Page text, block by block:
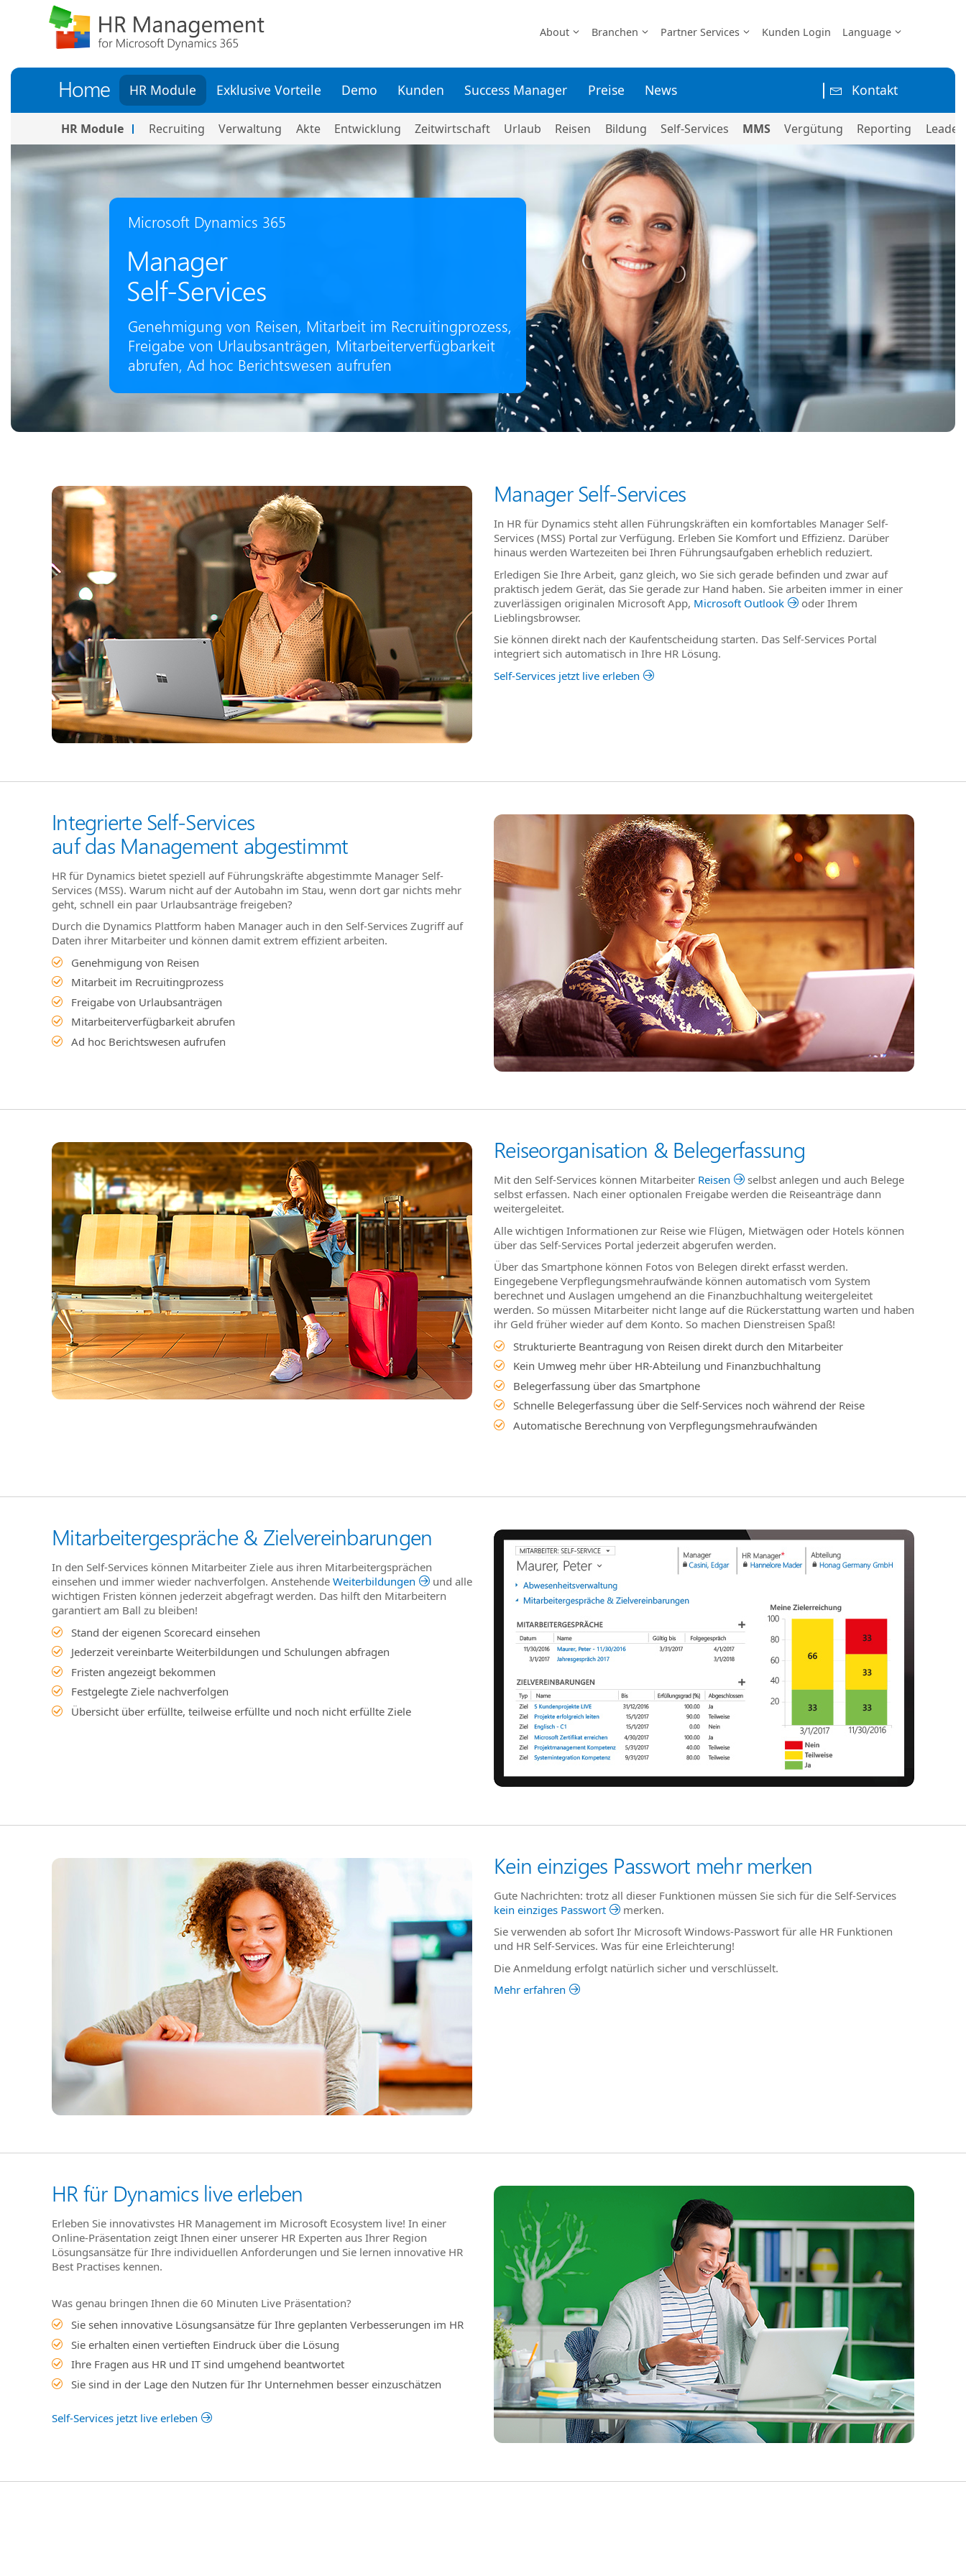
About Branchen Partner Services Kunden Login Language
Home HR Module Exklusive Vorteile Demo Kunden Success Manager Preise News Kontakt
HR Module Recruiting Verwaltung Akte Entwicklung Zeitwirtschaft Urlaub Reisen Bildung Self-Services MMS Vergütung Reporting
Microsoft Dynamics 365
Manager
Self-Services
Genehmigung von Reisen, Mitarbeit im Recruitingprozess,
Freigabe von Urlaubsanträgen, Mitarbeiterverfügbarkeit
abrufen, Ad hoc Berichtswesen aufrufen
Manager Self-Services
In HR für Dynamics steht allen Führungskräften ein komfortables Manager Self-
Services (MSS) Portal zur Verfügung. Erleben Sie Komfort und Effizienz. Darüber
hinaus werden Wartezeiten bei Ihren Führungsaufgaben erheblich reduziert.
Erledigen Sie Ihre Arbeit, ganz gleich, wo Sie sich gerade befinden und zwar auf
praktisch jedem Gerät, das Sie gerade zur Hand haben. Sie arbeiten immer in einer
zuverlässigen originalen Microsoft App, Microsoft Outlook
oder Ihrem
Lieblingsbrowser.
Sie können direkt nach der Kaufentscheidung starten. Das Self-Services Portal
integriert sich automatisch in Ihre HR Lösung.
Self-Services jetzt live erleben
Integrierte Self-Services
auf das Management abgestimmt
HR für Dynamics bietet speziell auf Führungskräfte abgestimmte Manager Self-
Services (MSS). Warum nicht auf der Autobahn im Stau, wenn dort gar nichts mehr
geht, schnell ein paar Urlaubsanträge freigeben?
Durch die Dynamics Plattform haben Manager auch in den Self-Services Zugriff auf
Daten ihrer Mitarbeiter und können damit extrem effizient arbeiten.
Genehmigung von Reisen
Mitarbeit im Recruitingprozess
Freigabe von Urlaubsanträgen
Mitarbeiterverfügbarkeit abrufen
Ad hoc Berichtswesen aufrufen
Reiseorganisation & Belegerfassung
Mit den Self-Services können Mitarbeiter Reisen
selbst anlegen und auch Belege
selbst erfassen. Nach einer optionalen Freigabe werden die Reiseanträge dann
weitergeleitet.
Alle wichtigen Informationen zur Reise wie Flügen, Mietwägen oder Hotels können
über das Self-Services Portal jederzeit abgerufen werden.
Über das Smartphone können Fotos von Belegen direkt erfasst werden.
Eingegebene Verpflegungsmehraufwände können automatisch vom System
berechnet und Auslagen umgehend an die Finanzbuchhaltung weitergeleitet
werden. So müssen Mitarbeiter nicht lange auf die Rückerstattung warten und haben
ihr Geld früher wieder auf dem Konto. So machen Dienstreisen Spaß!
Strukturierte Beantragung von Reisen direkt durch den Mitarbeiter
Kein Umweg mehr über HR-Abteilung und Finanzbuchhaltung
Belegerfassung über das Smartphone
Schnelle Belegerfassung über die Self-Services noch während der Reise
Automatische Berechnung von Verpflegungsmehraufwänden
Mitarbeitergespräche & Zielvereinbarungen
In den Self-Services können Mitarbeiter Ziele aus ihren Mitarbeitergsprächen
einsehen und immer wieder nachverfolgen. Anstehende Weiterbildungen
und alle
wichtigen Fristen können jederzeit abgefragt werden. Das hilft den Mitarbeitern
garantiert am Ball zu bleiben!
Stand der eigenen Scorecard einsehen
Jederzeit vereinbarte Weiterbildungen und Schulungen abfragen
Fristen angezeigt bekommen
Festgelegte Ziele nachverfolgen
Übersicht über erfüllte, teilweise erfüllte und noch nicht erfüllte Ziele
Kein einziges Passwort mehr merken
Gute Nachrichten: trotz all dieser Funktionen müssen Sie sich für die Self-Services
kein einziges Passwort
merken.
Sie verwenden ab sofort Ihr Microsoft Windows-Passwort für alle HR Funktionen
und HR Self-Services. Was für eine Erleichterung!
Die Anmeldung erfolgt natürlich sicher und verschlüsselt.
Mehr erfahren
HR für Dynamics live erleben
Erleben Sie innovativstes HR Management im Microsoft Ecosystem live! In einer
Online-Präsentation zeigt Ihnen einer unserer HR Experten aus Ihrer Region
Lösungsansätze für Ihre individuellen Anforderungen und Sie lernen innovative HR
Best Practises kennen.
Was genau bringen Ihnen die 60 Minuten Live Präsentation?
Sie sehen innovative Lösungsansätze für Ihre geplanten Verbesserungen im HR
Sie erhalten einen vertieften Eindruck über die Lösung
Ihre Fragen aus HR und IT sind umgehend beantwortet
Sie sind in der Lage den Nutzen für Ihr Unternehmen besser einzuschätzen
Self-Services jetzt live erleben